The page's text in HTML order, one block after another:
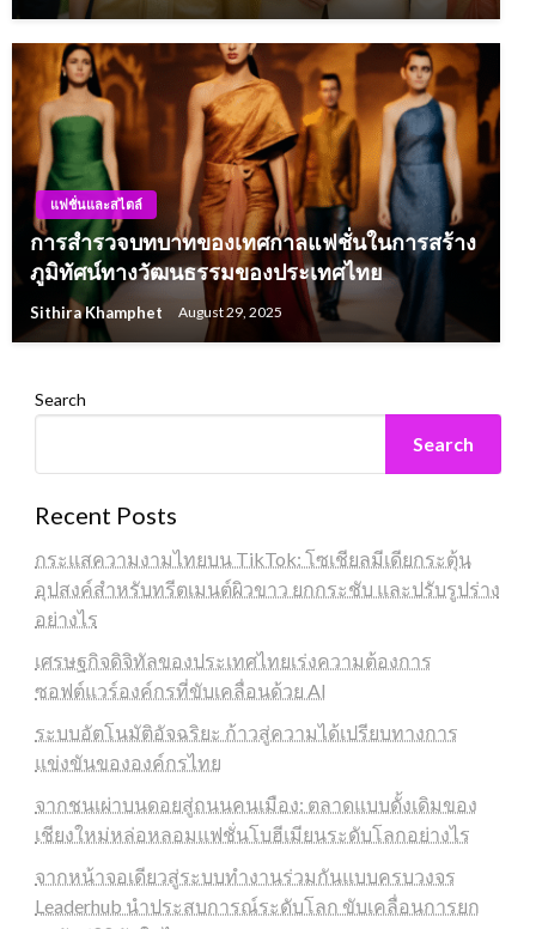
แฟชั่นและสไตล์
การสำรวจบทบาทของเทศกาลแฟชั่นในการสร้าง
ภูมิทัศน์ทางวัฒนธรรมของประเทศไทย
Sithira Khamphet August 29, 2025
Search
Search
Recent Posts
กระแสความงามไทยบน TikTok: โซเชียลมีเดียกระตุ้น
อุปสงค์สำหรับทรีตเมนต์ผิวขาว ยกกระชับ และปรับรูปร่าง
อย่างไร
เศรษฐกิจดิจิทัลของประเทศไทยเร่งความต้องการ
ซอฟต์แวร์องค์กรที่ขับเคลื่อนด้วย AI
ระบบอัตโนมัติอัจฉริยะ ก้าวสู่ความได้เปรียบทางการ
แข่งขันขององค์กรไทย
จากชนเผ่าบนดอยสู่ถนนคนเมือง: ตลาดแบบดั้งเดิมของ
เชียงใหม่หล่อหลอมแฟชั่นโบฮีเมียนระดับโลกอย่างไร
จากหน้าจอเดียวสู่ระบบทำงานร่วมกันแบบครบวงจร
Leaderhub นำประสบการณ์ระดับโลก ขับเคลื่อนการยก